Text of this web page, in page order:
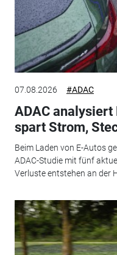
07.08.2026 #ADAC
ADAC
spart Strom,
Beim Laden von E-Autos
ADAC-Studie mit fünf
Verluste entstehen an der